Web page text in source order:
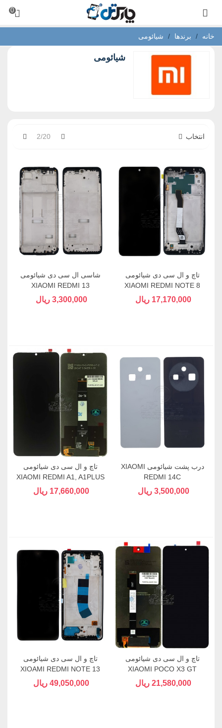
0
خانه / برندها / شیائومی
شیائومی
انتخاب قبلی2/20
تاچ و ال سی دی شیائومی
XIAOMI REDMI NOTE 8
17,170,000 ریال
شاسی ال سی دی شیائومی
XIAOMI REDMI 13
3,300,000 ریال
درب پشت شیائومی XIAOMI
REDMI 14C
3,500,000 ریال
تاچ و ال سی دی شیائومی
XIAOMI REDMI A1, A1PLUS
, A2 , A2PLUS
17,660,000 ریال
تاچ و ال سی دی شیائومی
XIAOMI POCO X3 GT
21,580,000 ریال
تاچ و ال سی دی شیائومی
XIOAMI REDMI NOTE 13
(4G)
49,050,000 ریال